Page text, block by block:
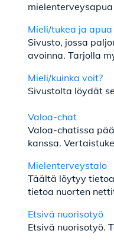
Mieli/tukea ja apua
Sivusto, jossa
avoinna. Tarjolla
Mieli/kuinka voit?
Sivustolta löydät
Valoa-chat
Valoa-chatissa
kanssa.
Mielenterveystalo
Täältä löytyy
tietoa nuorten
Etsivä nuorisotyö
Etsivä nuorisotyö.